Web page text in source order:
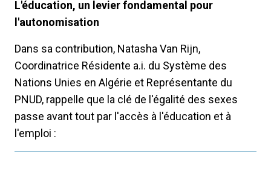
L'éducation, un levier fondamental pour
l'autonomisation
Dans sa contribution, Natasha Van Rijn,
Coordinatrice Résidente a.i. du Système des
Nations Unies en Algérie et Représentante du
PNUD, rappelle que la clé de l'égalité des sexes
passe avant tout par l'accès à l'éducation et à
l'emploi :